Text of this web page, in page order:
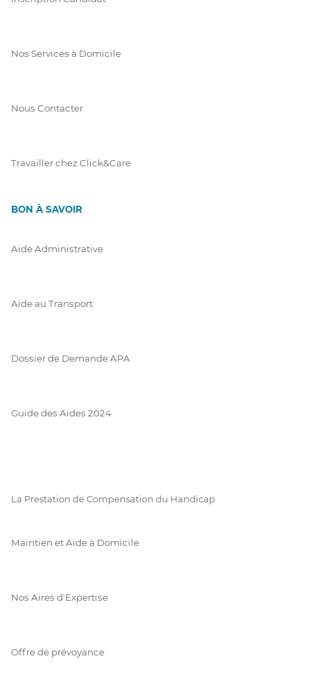
Nos Services à Domicile
Nous Contacter
Travailler chez Click&Care
BON À SAVOIR
Aide Administrative
Aide au Transport
Dossier de Demande APA
Guide des Aides 2024
La Prestation de Compensation du Handicap
Maintien et Aide à Domicile
Nos Aires d'Expertise
Offre de prévoyance